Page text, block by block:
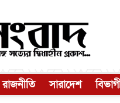
রাজনীতি সারাদেশ